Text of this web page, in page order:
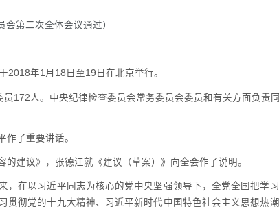
会第二次全体会议通过）
年1月18日至19日在北京举行。
人。中央纪律检查委员会常务委员会委员和有关方面负责
了重要讲话。
议》，张德江就《建议（草案）》向全会作了说明。
在以习近平同志为核心的党中央坚强领导下，全党全国把学
贯彻党的十九大精神、习近平新时代中国特色社会主义思想热